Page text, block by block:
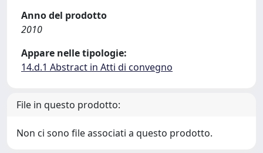
Anno del prodotto
2010
Appare nelle tipologie:
14.d.1 Abstract in Atti di convegno
File in questo prodotto:
Non ci sono file associati a questo prodotto.